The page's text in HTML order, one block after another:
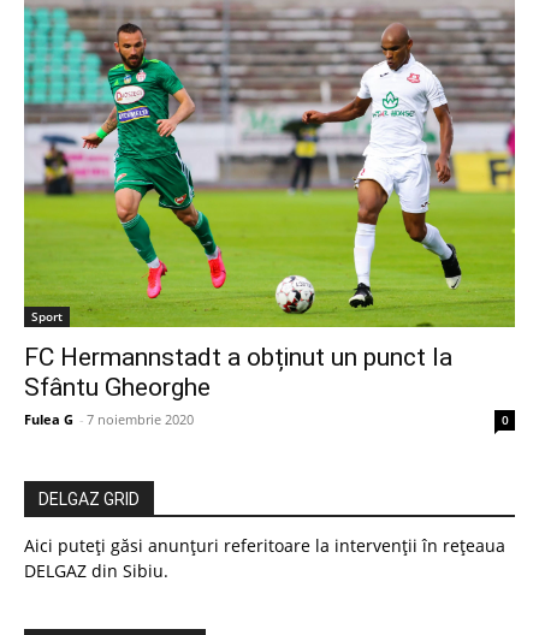
Sport
FC Hermannstadt a obținut un punct la
Sfântu Gheorghe
Fulea G - 7 noiembrie 2020 0
DELGAZ GRID
Aici puteți găsi anunțuri referitoare la intervenții în rețeaua
DELGAZ din Sibiu.